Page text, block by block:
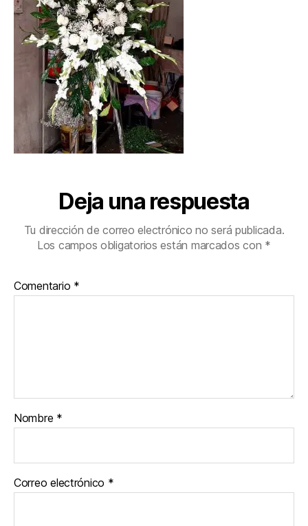
Deja una respuesta
Tu dirección de correo electrónico no será publicada.
Los campos obligatorios están marcados con *
Comentario *
Nombre *
Correo electrónico *